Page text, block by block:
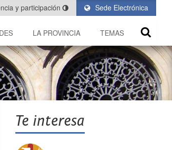
Sede Electrónica
y participación
LA PROVINCIA TEMAS
Te interesa